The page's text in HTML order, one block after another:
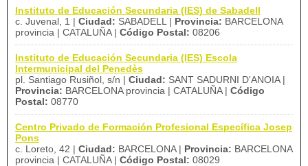
Instituto de Educación Secundaria (IES) de Sabadell
c. Juvenal, 1 | Ciudad: SABADELL | Provincia: BARCELONA
provincia | CATALUÑA | Código Postal: 08206
Instituto de Educación Secundaria (IES) Escola
Intermunicipal del Penedès
pl. Santiago Rusiñol, s/n | Ciudad: SANT SADURNI D'ANOIA |
Provincia: BARCELONA provincia | CATALUÑA | Código
Postal: 08770
Centro Privado de Formación Profesional Específica Josep
Pons
c. Loreto, 42 | Ciudad: BARCELONA | Provincia: BARCELONA
provincia | CATALUÑA | Código Postal: 08029